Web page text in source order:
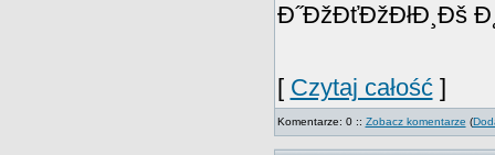
Đ˝ĐžĐťĐžĐłĐ¸Đš Đ˛
[ Czytaj całość]
Komentarze: 0 :: Zobacz komentarze (